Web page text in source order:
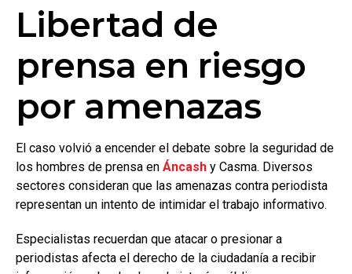
Libertad de
prensa en riesgo
por amenazas
El caso volvió a encender el debate sobre la seguridad de
los hombres de prensa en Áncash y Casma. Diversos
sectores consideran que las amenazas contra periodista
representan un intento de intimidar el trabajo informativo.
Especialistas recuerdan que atacar o presionar a
periodistas afecta el derecho de la ciudadanía a recibir